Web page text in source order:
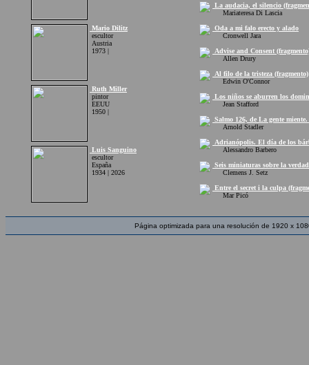
Mario Dilitz
escultor
Austria
1973 |
Ruth Miller
pintor
EEUU
1950 |
Luis Sanguino
escultor
España
1934 | 2026
La audacia, el silencio
Mariateresa Di Lascia
Oda a mi falo erecto y alado
Cronwell Jara
Advise and Consent
Allen Drury
Al filo de la tristeza (fragmento)
Edwin O'Connor
Los niños se aburren los
Jean Stafford
Salmo 126, de La gente
Arnold Stadler
Adrianópolis. El día de los
Alessandro Barbero
Seis miniaturas sobre la
Clemens J. Setz
Entre el secret i la culpa
Mar Picó
Página optimizada para una resolución de 1920 x